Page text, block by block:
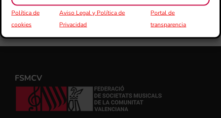
Política de
cookies
Aviso Legal y Política de
Privacidad
Portal de
transparencia
FSMCV